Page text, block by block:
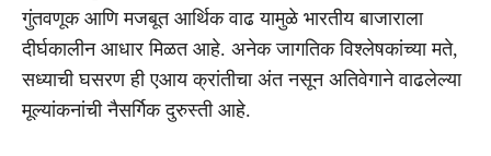
गुंतवणूक आणि मजबूत आर्थिक वाढ यामुळे भारतीय बाजाराला
दीर्घकालीन आधार मिळत आहे. अनेक जागतिक विश्लेषकांच्या मते,
सध्याची घसरण ही एआय क्रांतीचा अंत नसून अतिवेगाने वाढलेल्या
मूल्यांकनांची नैसर्गिक दुरुस्ती आहे.